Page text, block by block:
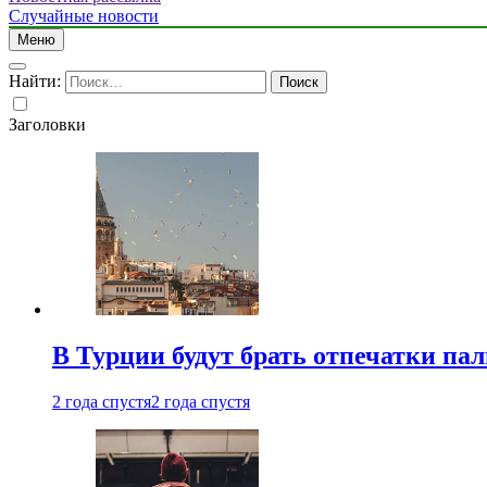
Случайные новости
Меню
Найти:
Заголовки
В Турции будут брать отпечатки
2 года спустя2 года спустя